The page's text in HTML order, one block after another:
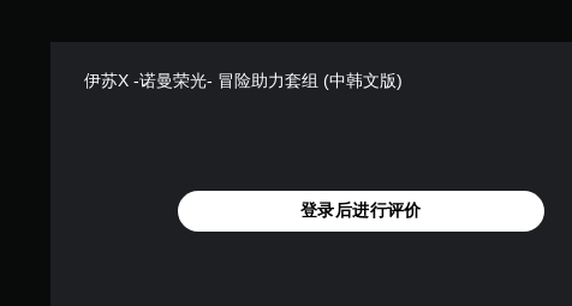
伊苏X -诺曼荣光- 冒险助力套组 (中韩文版)
登录后进行评价